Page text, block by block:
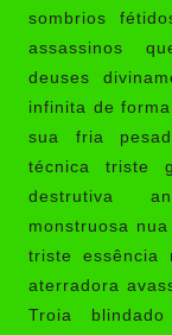
sombrios
assassinos
deuses
infinita de
sua fria
técnica triste
destrutiva
monstruosa
triste essência
aterradora
Troia